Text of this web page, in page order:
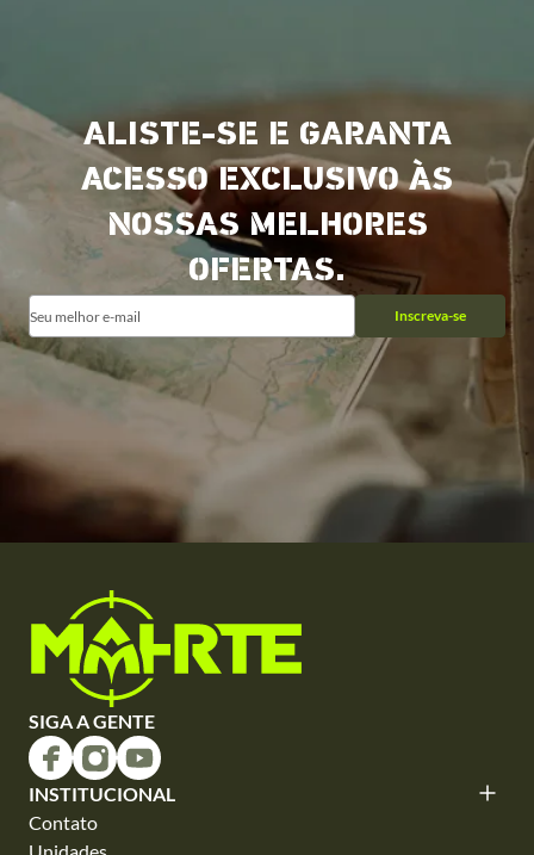
ALISTE-SE E GARANTA
ACESSO EXCLUSIVO ÀS
NOSSAS MELHORES
OFERTAS.
Inscreva-se
SIGA A GENTE
INSTITUCIONAL
Contato